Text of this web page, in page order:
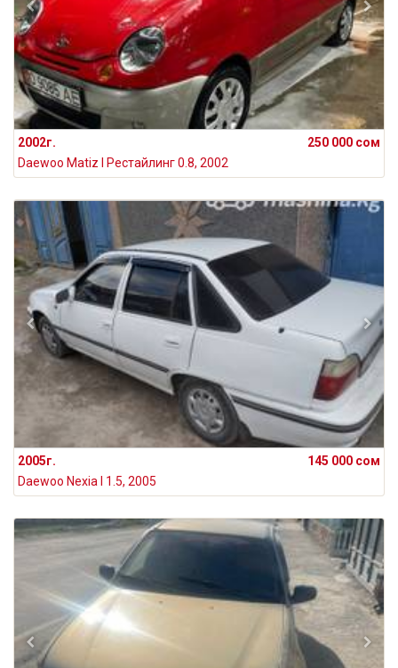
2002г.
250 000 сом
Daewoo Matiz I Рестайлинг 0.8, 2002
2005г.
145 000 сом
Daewoo Nexia I 1.5, 2005